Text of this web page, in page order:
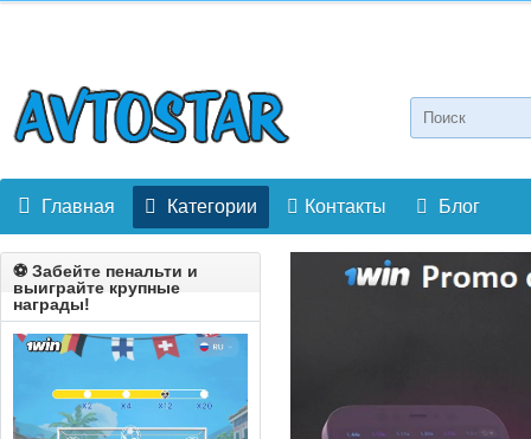
Главная Категории Контакты Блог
⚽️ Забейте пенальти и
выиграйте крупные
награды!